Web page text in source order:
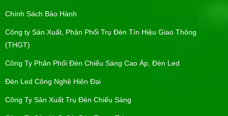
Chính Sách Bảo Hành
Công ty Sản Xuất, Phân Phối Trụ Đèn Tín Hiệu Giao Thông
(THGT)
Công Ty Phân Phối Đèn Chiếu Sáng Cao Áp, Đèn Led
Đèn Led Công Nghệ Hiện Đại
Công Ty Sản Xuất Trụ Đèn Chiếu Sáng